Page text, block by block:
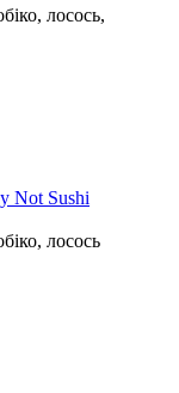
лосось,
лосось